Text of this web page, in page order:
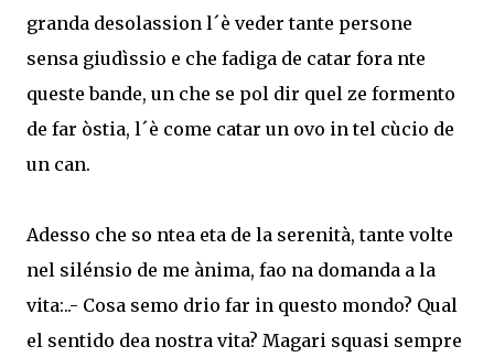
granda desolassion l´è veder tante persone
sensa giudìssio e che fadiga de catar fora nte
queste bande, un che se pol dir quel ze formento
de far òstia, l´è come catar un ovo in tel cùcio de
un can.
Adesso che so ntea eta de la serenità, tante volte
nel silénsio de me ànima, fao na domanda a la
vita:..- Cosa semo drio far in questo mondo? Qual
el sentido dea nostra vita? Magari squasi sempre